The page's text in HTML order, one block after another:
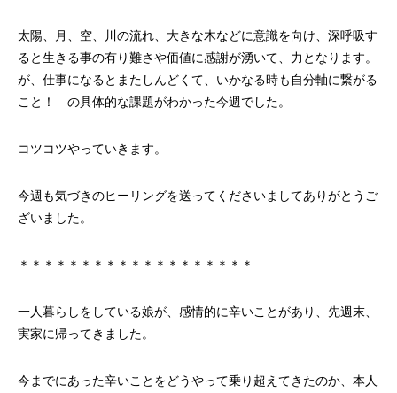
太陽、月、空、川の流れ、大きな木などに意識を向け、深呼吸す
ると生きる事の有り難さや価値に感謝が湧いて、力となります。
が、仕事になるとまたしんどくて、いかなる時も自分軸に繋がる
こと！ の具体的な課題がわかった今週でした。
コツコツやっていきます。
今週も気づきのヒーリングを送ってくださいましてありがとうご
ざいました。
＊＊＊＊＊＊＊＊＊＊＊＊＊＊＊＊＊＊＊
一人暮らしをしている娘が、感情的に辛いことがあり、先週末、
実家に帰ってきました。
今までにあった辛いことをどうやって乗り超えてきたのか、本人